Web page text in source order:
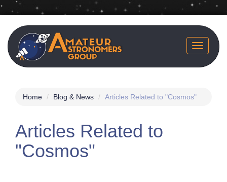
to
main
content
Toggle
Home Blog & News Articles Related to "Cosmos"
Articles Related to
"Cosmos"